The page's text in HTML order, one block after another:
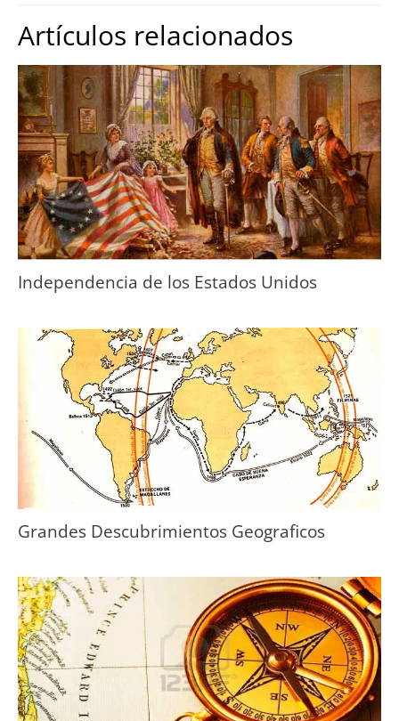
Artículos relacionados
Independencia de los Estados Unidos
Grandes Descubrimientos Geograficos